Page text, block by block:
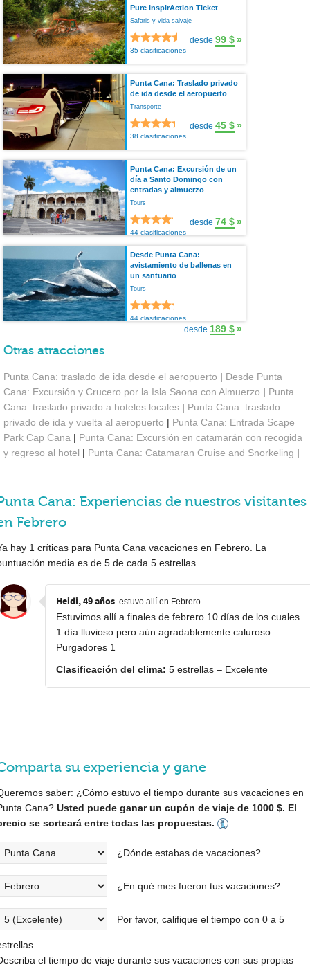
Pure InspirAction Ticket
Safaris y vida salvaje
35 clasificaciones
desde 99 $»
Punta Cana: Traslado privado
de ida desde el aeropuerto
Transporte
38 clasificaciones
desde 45 $»
Punta Cana: Excursión de un
día a Santo Domingo con
entradas y almuerzo
Tours
44 clasificaciones
desde 74 $»
Desde Punta Cana:
avistamiento de ballenas en
un santuario
Tours
44 clasificaciones
desde 189 $»
Otras atracciones
Punta Cana: traslado de ida desde el aeropuerto | Desde Punta
Cana: Excursión y Crucero por la Isla Saona con Almuerzo | Punta
Cana: traslado privado a hoteles locales | Punta Cana: traslado
privado de ida y vuelta al aeropuerto | Punta Cana: Entrada Scape
Park Cap Cana | Punta Cana: Excursión en catamarán con recogida
y regreso al hotel | Punta Cana: Catamaran Cruise and Snorkeling |
Cana: Experiencias de nuestros visitantes
Febrero
hay 1 críticas para Punta Cana vacaciones en Febrero. La
media es de 5 de cada 5 estrellas.
Heidi, 49 años estuvo allí en Febrero
Estuvimos allí a finales de febrero.10 días de los cuales
1 día lluvioso pero aún agradablemente caluroso
Purgadores 1
Clasificación del clima: 5 estrellas – Excelente
su experiencia y gane
saber: ¿Cómo estuvo el tiempo durante sus vacaciones en
Cana? Usted puede ganar un cupón de viaje de 1000 $. El
se sorteará entre todas las propuestas.
¿Dónde estabas de vacaciones?
¿En qué mes fueron tus vacaciones?
Por favor, califique el tiempo con 0 a 5
el tiempo de viaje durante sus vacaciones con sus propias